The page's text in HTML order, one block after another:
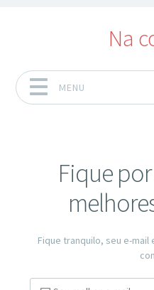
Na
MENU
Fique
Fique tranquilo, seu e-